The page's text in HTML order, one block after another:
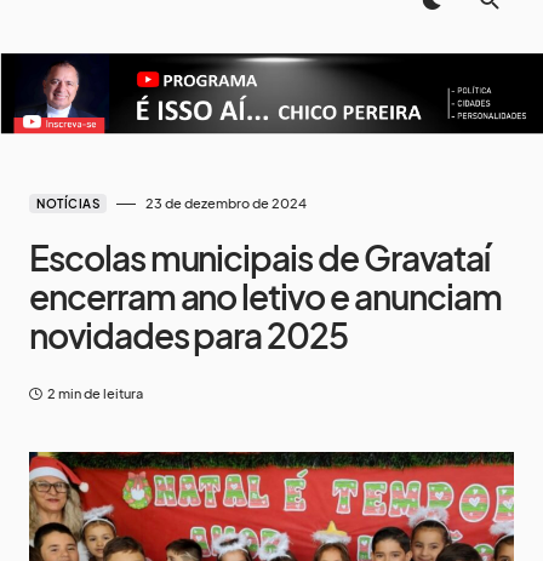
NOTÍCIAS 23 de dezembro de 2024
Escolas municipais de Gravataí
encerram ano letivo e anunciam
novidades para 2025
2 min de leitura